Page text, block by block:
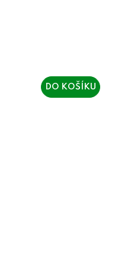
DO KOŠÍKU